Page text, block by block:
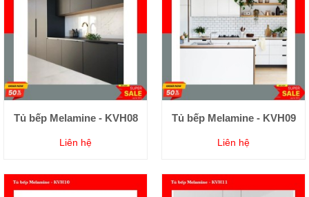
Tủ bếp Melamine - KVH08
Liên hệ
Tủ bếp Melamine - KVH09
Liên hệ